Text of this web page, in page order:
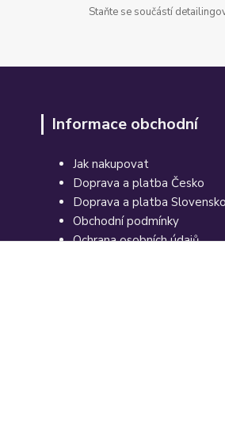
Staňte se součástí
Informace obchodní
Jak nakupovat
Doprava a platba Česko
Doprava a platba Slovensko
Obchodní podmínky
Ochrana osobních údajů
© 2015-2026 prodetailing.cz -